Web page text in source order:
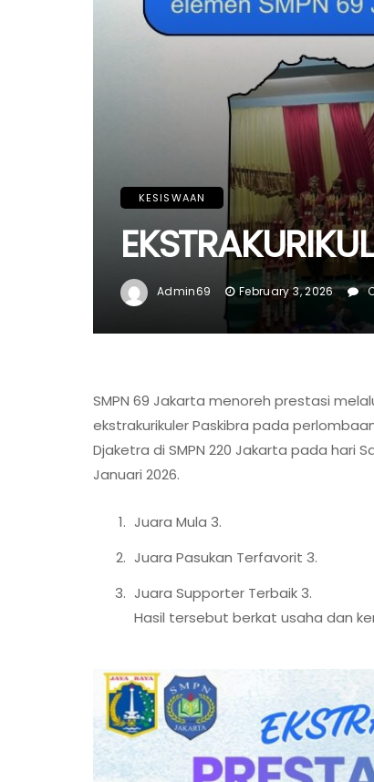
KESISWAAN
Admin69 February 3, 2026
SMPN 69 Jakarta menoreh prestasi
ekstrakurikuler Paskibra pada perlombaan
Djaketra di SMPN 220 Jakarta pada hari
Januari 2026.
Juara Mula 3.
Juara Pasukan Terfavorit 3.
Juara Supporter Terbaik 3.
Hasil tersebut berkat usaha dan